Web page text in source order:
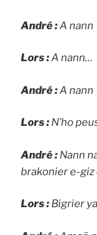
André :A nann
Lors :A nann…
André :A nann
Lors : N’ho
André : Nann
brakonier e-giz
Lors : Bigrier